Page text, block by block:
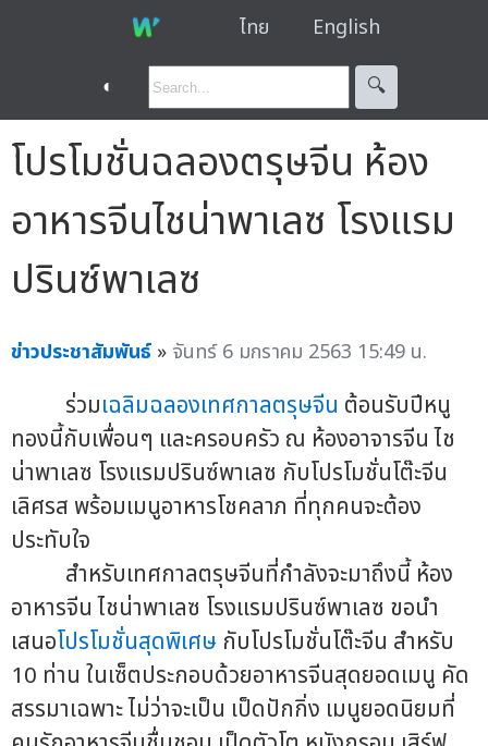
ไทย English
◐ 🔍︎
โปรโมชั่นฉลองตรุษจีน ห้อง
อาหารจีนไชน่าพาเลซ โรงแรม
ปรินซ์พาเลซ
ข่าวประชาสัมพันธ์ » จันทร์ 6 มกราคม 2563 15:49 น.
ร่วมเฉลิมฉลองเทศกาลตรุษจีน ต้อนรับปีหนู
ทองนี้กับเพื่อนๆ และครอบครัว ณ ห้องอาจารจีน ไช
น่าพาเลซ โรงแรมปรินซ์พาเลซ กับโปรโมชั่นโต๊ะจีน
เลิศรส พร้อมเมนูอาหารโชคลาภ ที่ทุกคนจะต้อง
ประทับใจ
สำหรับเทศกาลตรุษจีนที่กำลังจะมาถึงนี้ ห้อง
อาหารจีน ไชน่าพาเลซ โรงแรมปรินซ์พาเลซ ขอนำ
เสนอโปรโมชั่นสุดพิเศษ กับโปรโมชั่นโต๊ะจีน สำหรับ
10 ท่าน ในเซ็ตประกอบด้วยอาหารจีนสุดยอดเมนู คัด
สรรมาเฉพาะ ไม่ว่าจะเป็น เป็ดปักกิ่ง เมนูยอดนิยมที่